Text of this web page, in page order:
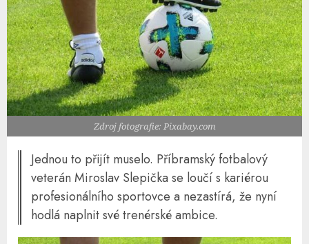
Zdroj fotografie: Pixabay.com
Jednou to přijít muselo. Příbramský fotbalový
veterán Miroslav Slepička se loučí s kariérou
profesionálního sportovce a nezastírá, že nyní
hodlá naplnit své trenérské ambice.